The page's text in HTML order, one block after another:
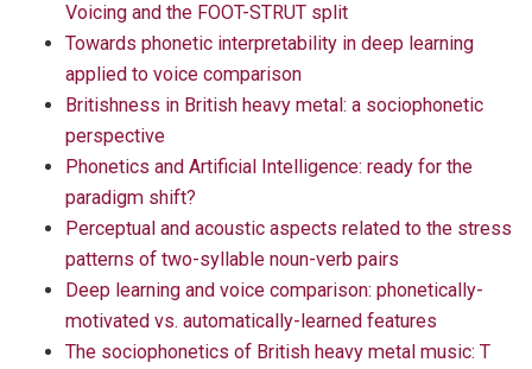
Voicing and the FOOT-STRUT split
Towards phonetic interpretability in deep learning
applied to voice comparison
Britishness in British heavy metal: a sociophonetic
perspective
Phonetics and Artificial Intelligence: ready for the
paradigm shift?
Perceptual and acoustic aspects related to the stress
patterns of two-syllable noun-verb pairs
Deep learning and voice comparison: phonetically-
motivated vs. automatically-learned features
The sociophonetics of British heavy metal music: T